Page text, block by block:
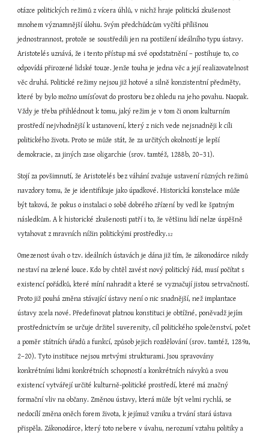
otázce politických režimů z vícera úhlů, v nichž hraje politická zkušenost
mnohem významnější úlohu. Svým předchůdcům vyčítá přílišnou
jednostrannost, protože se soustředili jen na postižení ideálního typu ústavy.
Aristotelés uznává, že i tento přístup má své opodstatnění – postihuje to, co
odpovídá přirozené lidské touze. Jenže touha je jedna věc a její realizovatelnost
věc druhá. Politické režimy nejsou již hotové a silně konzistentní předměty,
které by bylo možno umísťovat do prostoru bez ohledu na jeho povahu. Naopak.
Vždy je třeba přihlédnout k tomu, jaký režim je v tom či onom kulturním
prostředí nejvhodnější k ustanovení, který z nich vede nejsnadněji k cíli
politického života. Proto se může stát, že za určitých okolností je lepší
demokracie, za jiných zase oligarchie (srov. tamtéž, 1288b, 20–31).
Stojí za povšimnutí, že Aristotelés bez váhání zvažuje ustavení různých režimů
navzdory tomu, že je identifikuje jako úpadkové. Historická konstelace může
být taková, že pokus o instalaci o sobě dobrého zřízení by vedl ke špatným
následkům. A k historické zkušenosti patří i to, že většinu lidí nelze úspěšně
vytahovat z mravních nížin politickými prostředky.12
Omezenost úvah o tzv. ideálních ústavách je dána již tím, že zákonodárce nikdy
nestaví na zelené louce. Kdo by chtěl zavést nový politický řád, musí počítat s
existencí pořádků, které míní nahradit a které se vyznačují jistou setrvačností.
Proto již pouhá změna stávající ústavy není o nic snadnější, než implantace
ústavy zcela nové. Předefinovat platnou konstituci je obtížné, poněvadž jejím
prostřednictvím se určuje držitel suverenity, cíl politického společenství, počet
a poměr státních úřadů a funkcí, způsob jejich rozdělování (srov. tamtéž, 1289a,
2–20). Tyto instituce nejsou mrtvými strukturami. Jsou spravovány
konkrétními lidmi konkrétních schopností a konkrétních návyků a svou
existencí vytvářejí určité kulturně-politické prostředí, které má značný
formační vliv na občany. Změnou ústavy, která může být velmi rychlá, se
nedocílí změna oněch forem života, k jejímuž vzniku a trvání stará ústava
přispěla. Zákonodárce, který toto nebere v úvahu, nerozumí vztahu politiky a